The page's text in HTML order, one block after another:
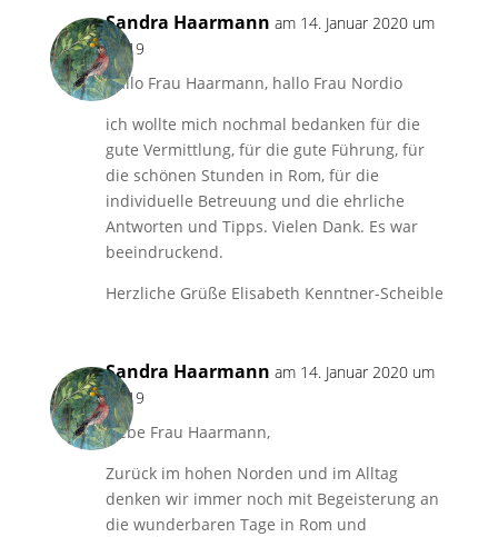
Sandra Haarmann am 14. Januar 2020 um
18:19
Hallo Frau Haarmann, hallo Frau Nordio
ich wollte mich nochmal bedanken für die
gute Vermittlung, für die gute Führung, für
die schönen Stunden in Rom, für die
individuelle Betreuung und die ehrliche
Antworten und Tipps. Vielen Dank. Es war
beeindruckend.
Herzliche Grüße Elisabeth Kenntner-Scheible
Sandra Haarmann am 14. Januar 2020 um
18:19
Liebe Frau Haarmann,
Zurück im hohen Norden und im Alltag
denken wir immer noch mit Begeisterung an
die wunderbaren Tage in Rom und